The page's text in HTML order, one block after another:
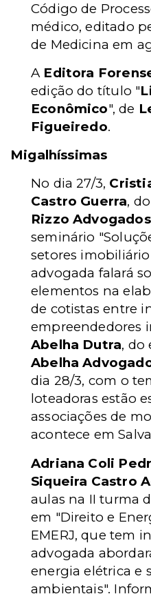
Código de
médico, editado
de Medicina em
A Editora
edição do título "
Econômico", de
Figueiredo.
Migalhíssimas
No dia 27/3,
Castro Guerra,
Rizzo Advogados
seminário
setores
advogada falará
elementos na
de cotistas entre
empreendedores
Abelha Dutra, do
Abelha
dia 28/3, com o
loteadoras estão
associações de
acontece em
Adriana Coli
Siqueira Castro
aulas na II turma
em "Direito e
EMERJ, que tem
advogada
energia elétrica e
ambientais".